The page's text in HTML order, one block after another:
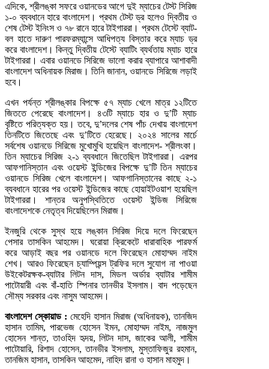
এদিকে, শ্রীলঙ্কা সফরে ওয়ানডের আগে দুই ম্যাচের টেস্ট সিরিজ
১-০ ব্যবধানে হারে বাংলাদেশ। প্রথম টেস্ট ড্র হলেও দ্বিতীয় ও
শেষ টেস্ট ইনিংস ও ৭৮ রানে হারে টাইগাররা। প্রথম টেস্টে ব্যাট-
বল হাতে দারুণ পারফরম্যান্সে আধিপত্য বিস্তার করে ম্যাচ ড্র
করে বাংলাদেশ। কিন্তু দ্বিতীয় টেস্টে ব্যাটিং ব্যর্থতায় ম্যাচ হারে
টাইগাররা। এবার ওয়ানডে সিরিজে ভালো করার ব্যাপারে আশাবাদী
বাংলাদেশ অধিনায়ক মিরাজ। তিনি জানান, ওয়ানডে সিরিজে লড়াই
হবে।
এখন পর্যন্ত শ্রীলঙ্কার বিপক্ষে ৫৭ ম্যাচ খেলে মাত্র ১২টিতে
জিততে পেরেছে বাংলাদেশ। ৪৩টি ম্যাচে হার ও দু’টি ম্যাচ
বৃষ্টিতে পরিত্যক্ত হয়। তবে, দু’দলের শেষ পাঁচ দেখায় বাংলাদেশ
তিনটিতে জিতেছে এবং দু’টিতে হেরেছে। ২০২৪ সালের মার্চে
সর্বশেষ ওয়ানডে সিরিজে মুখোমুখি হয়েছিল বাংলাদেশ- শ্রীলংকা।
তিন ম্যাচের সিরিজ ২-১ ব্যবধানে জিতেছিল টাইগাররা। এরপর
আফগানিস্তান এবং ওয়েস্ট ইন্ডিজের বিপক্ষে দু’টি তিন ম্যাচের
ওয়ানডে সিরিজ খেলে বাংলাদেশ। আফগানিস্তানের কাছে ২-১
ব্যবধানে হারের পর ওয়েস্ট ইন্ডিজের কাছে হোয়াইটওয়াশ হয়েছিল
টাইগাররা। শান্তর অনুপস্থিতিতে ওয়েস্ট ইন্ডিজ সিরিজে
বাংলাদেশকে নেতৃত্ব দিয়েছিলেন মিরাজ।
ইনজুরি থেকে সুস্থ হয়ে লঙ্কান সিরিজ দিয়ে দলে ফিরেছেন
পেসার তাসকিন আহমেদ। ঘরোয়া ক্রিকেটে ধারাবাহিক পারফর্ম
করে আড়াই বছর পর ওয়ানডে দলে ফিরেছেন মোহাম্মদ নাইম
শেখ। আরও ফিরেছেন চ্যাম্পিয়ন্স ট্রফির দলে সুযোগ না পাওয়া
উইকেটরক্ষক-ব্যাটার লিটন দাস, মিডল অর্ডার ব্যাটার শামীম
পাটোয়ারী এবং বাঁ-হাতি স্পিনার তানভীর ইসলাম। বাদ পড়েছেন
সৌম্য সরকার এবং নাসুম আহমেদ।
বাংলাদেশ স্কোয়াড : মেহেদি হাসান মিরাজ (অধিনায়ক), তানজিদ
হাসান তামিম, পারভেজ হোসেন ইমন, মোহাম্মদ নাইম, নাজমুল
হোসেন শান্ত, তাওহিদ হৃদয়, লিটন দাস, জাকের আলী, শামীম
পাটোয়ারি, রিশাদ হোসেন, তানভীর ইসলাম, মুস্তাফিজুর রহমান,
তানজিম হাসান, তাসকিন আহমেদ, নাহিদ রানা ও হাসান মাহমুদ।